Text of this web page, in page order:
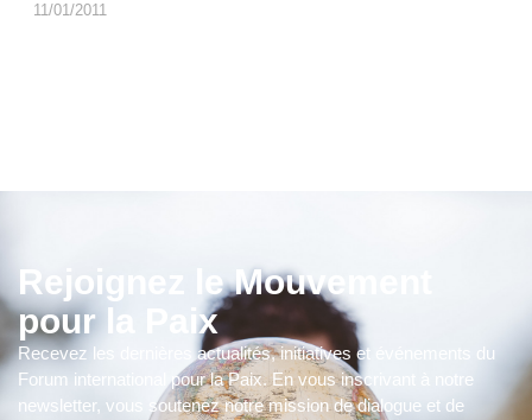
11/01/2011
Rejoignez le Mouvement
pour la Paix
Recevez les dernières actualités, initiatives et événements du
Forum international pour la Paix. En vous inscrivant à notre
newsletter, vous soutenez notre mission de dialogue et de